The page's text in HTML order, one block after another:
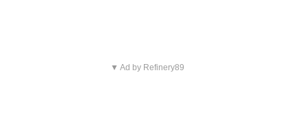
▼ Ad by Refinery89